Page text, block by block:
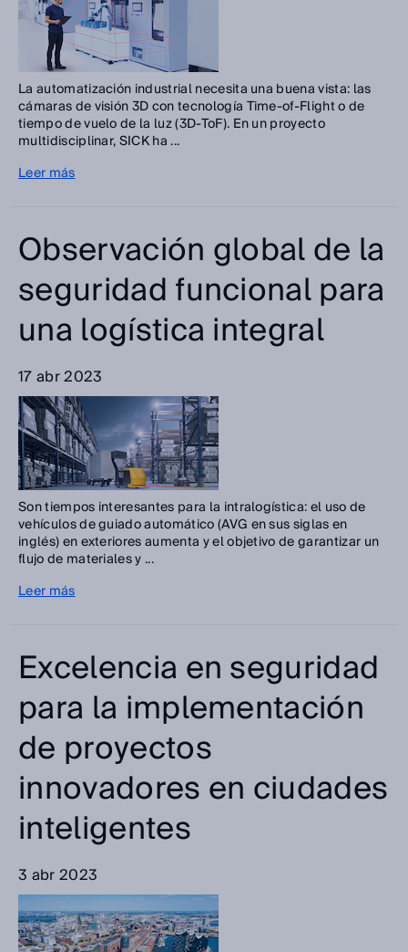
La automatización industrial necesita una buena vista: las
cámaras de visión 3D con tecnología Time-of-Flight o de
tiempo de vuelo de la luz (3D-ToF). En un proyecto
multidisciplinar, SICK ha ...
Leer más
Observación global de la
seguridad funcional para
una logística integral
17 abr 2023
Son tiempos interesantes para la intralogística: el uso de
vehículos de guiado automático (AVG en sus siglas en
inglés) en exteriores aumenta y el objetivo de garantizar un
flujo de materiales y ...
Leer más
Excelencia en seguridad
para la implementación
de proyectos
innovadores en ciudades
inteligentes
3 abr 2023